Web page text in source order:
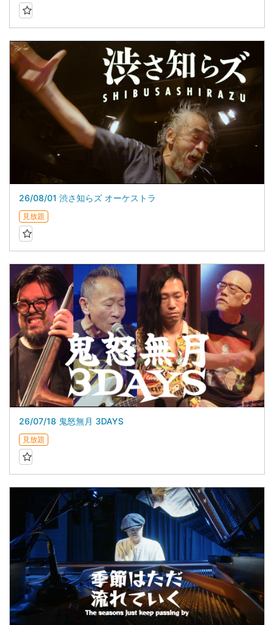
26/08/01 渋さ知らズ オーケストラ
見放題
26/07/18 鬼怒無月 3DAYS
見放題